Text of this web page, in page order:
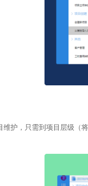
护，只需到项目层级（